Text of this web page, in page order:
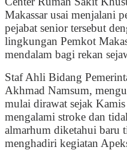
Makassar usai menjalani
pejabat senior tersebut
lingkungan Pemkot
mendalam bagi rekan
Staf Ahli Bidang
Akhmad Namsum,
mulai dirawat sejak
mengalami stroke dan
almarhum diketahui baru
menghadiri kegiatan